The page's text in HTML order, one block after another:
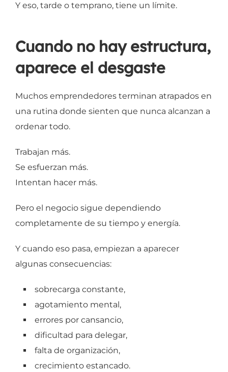
Y eso, tarde o temprano, tiene un límite.
Cuando no hay estructura,
aparece el desgaste
Muchos emprendedores terminan atrapados en
una rutina donde sienten que nunca alcanzan a
ordenar todo.
Trabajan más.
Se esfuerzan más.
Intentan hacer más.
Pero el negocio sigue dependiendo
completamente de su tiempo y energía.
Y cuando eso pasa, empiezan a aparecer
algunas consecuencias:
sobrecarga constante,
agotamiento mental,
errores por cansancio,
dificultad para delegar,
falta de organización,
crecimiento estancado.